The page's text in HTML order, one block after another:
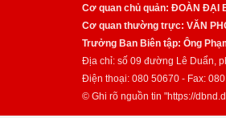
Cơ quan chủ quản: ĐOÀN ĐẠI
Cơ quan thường trực: VĂN
Trưởng Ban Biên tập: Ông
Địa chỉ: số 09 đường Lê Duẩn,
Điện thoại: 080 50670 - Fax:
© Ghi rõ nguồn tin "https://